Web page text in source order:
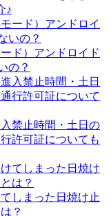
♪
ド）アンドロイド
の？
禁止時間・土日の
許可証についても
しまった日焼け止
？